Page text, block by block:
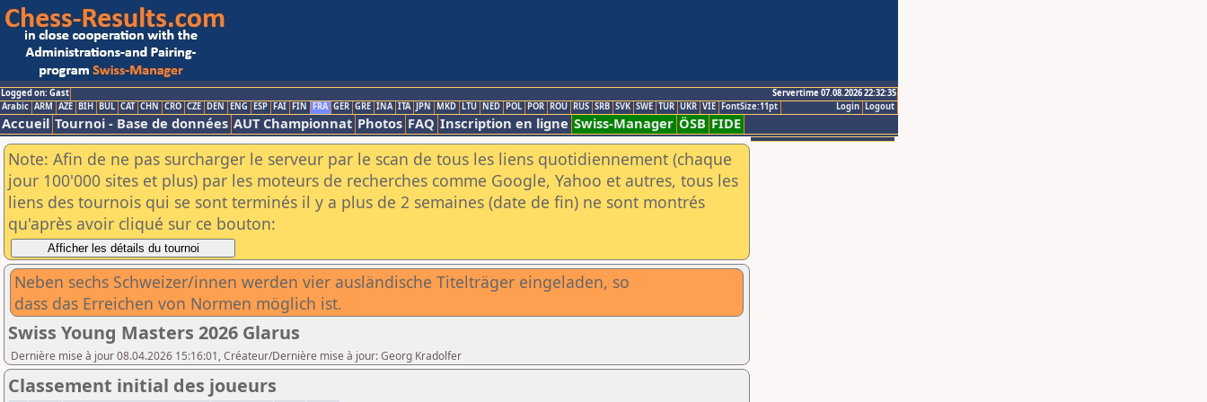
Logged on: Gast
Servertime 07.08.2026 22:32:35
Logout
Login
Arabic ARM AZE BIH BUL CAT CHN CRO CZE DEN ENG ESP FAI FIN FRA GER GRE INA ITA JPN MKD LTU NED POL POR ROU RUS SRB SVK SWE TUR UKR VIE FontSize:11pt
Accueil Tournoi - Base de données AUT Championnat Photos FAQ Inscription en ligne Swiss-Manager ÖSB FIDE
Note: Afin de ne pas surcharger le serveur par le scan de tous les liens quotidiennement (chaque
jour 100'000 sites et plus) par les moteurs de recherches comme Google, Yahoo et autres, tous les
liens des tournois qui se sont terminés il y a plus de 2 semaines (date de fin) ne sont montrés
qu'après avoir cliqué sur ce bouton:
Neben sechs Schweizer/innen werden vier ausländische Titelträger eingeladen, so
dass das Erreichen von Normen möglich ist.
Swiss Young Masters 2026 Glarus
Dernière mise à jour 08.04.2026 15:16:01, Créateur/Dernière mise à jour: Georg Kradolfer
Classement initial des joueurs